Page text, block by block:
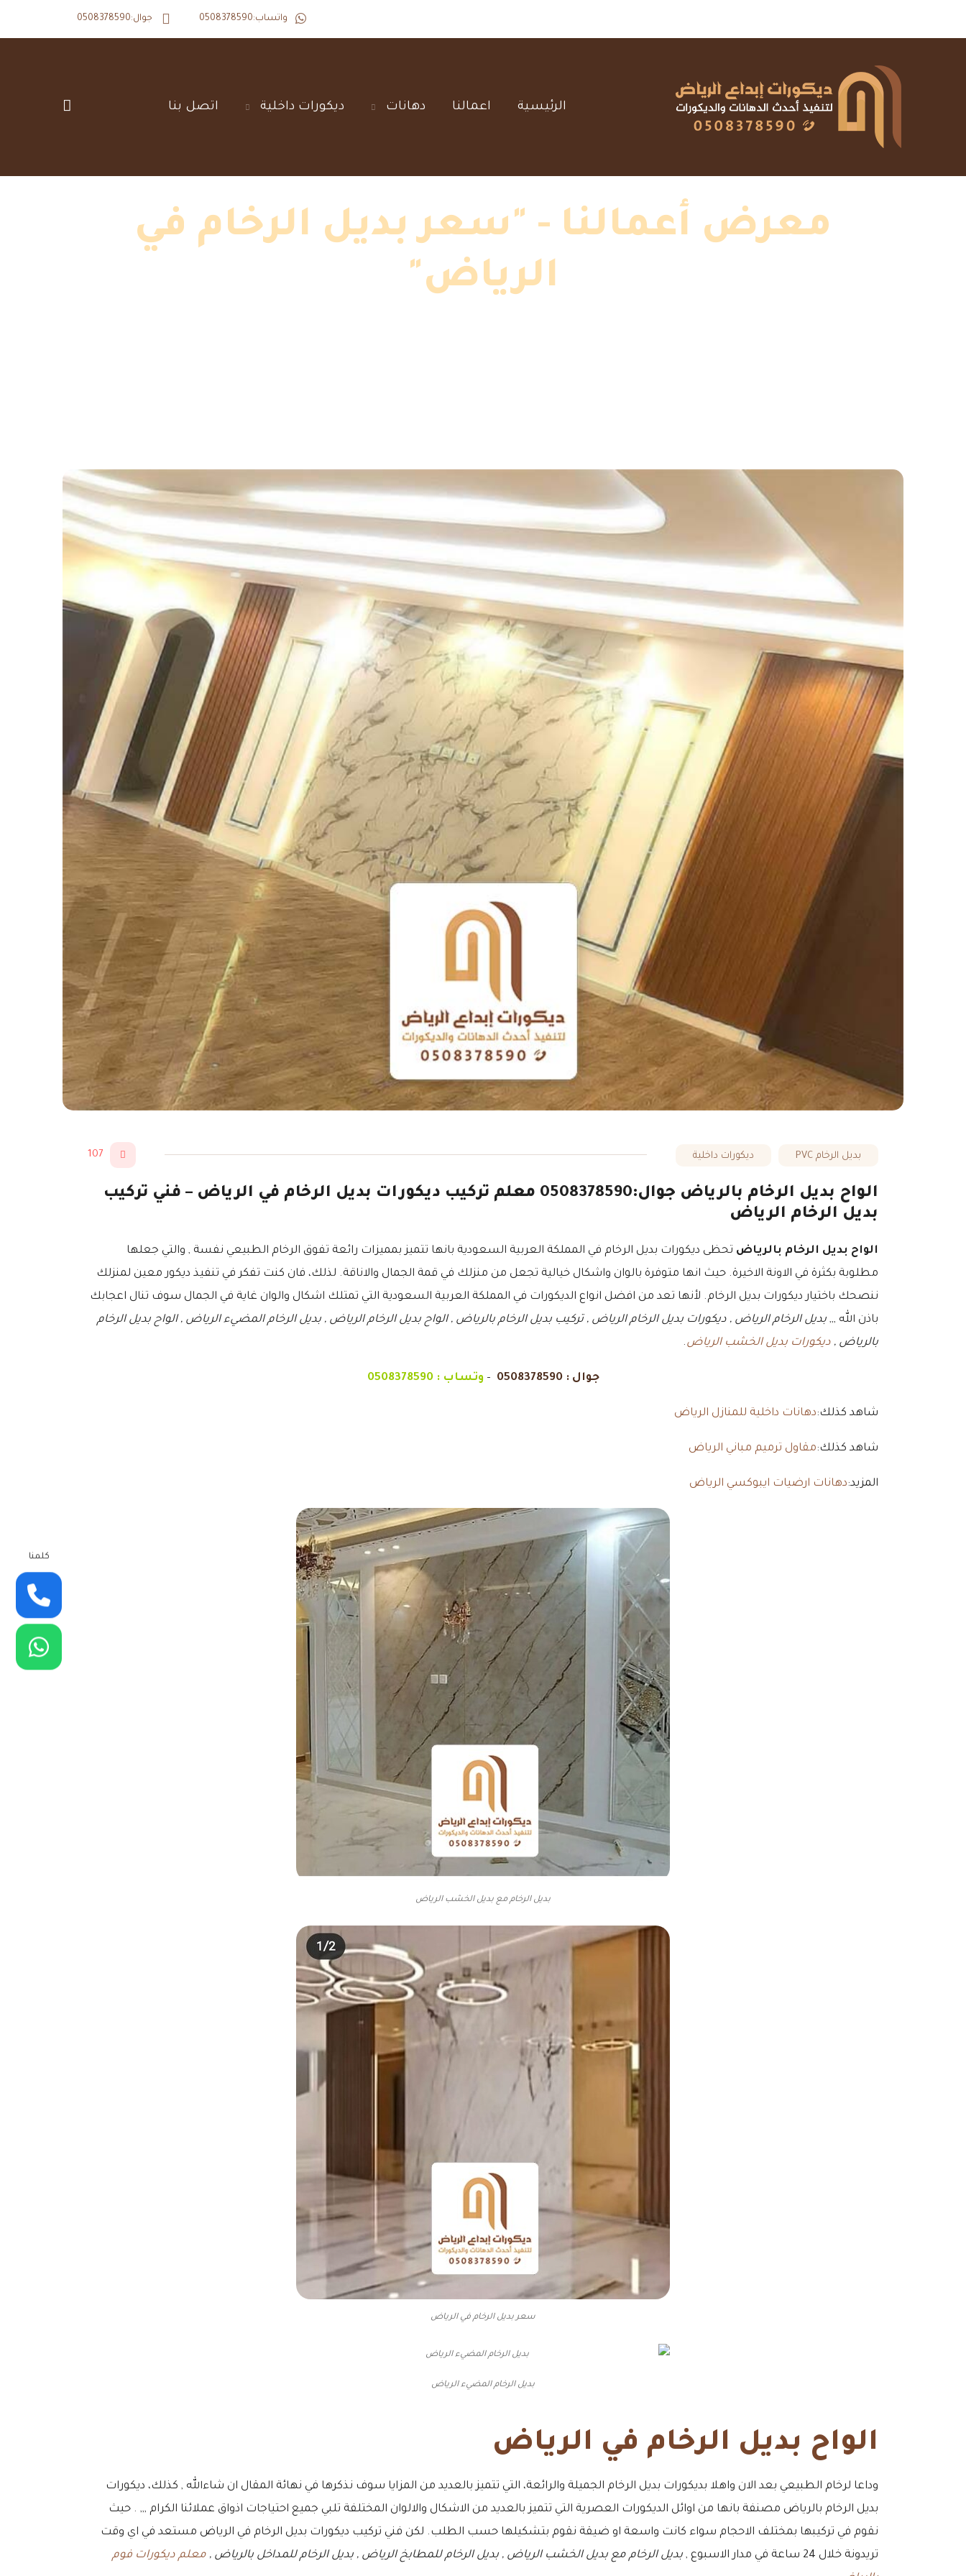
واتساب:0508378590 جوال:0508378590
الرئيسية‎ اعمالنا‎ دهانات‎ ديكورات داخلية‎ اتصل بنا‎
معرض أعمالنا - "سعر بديل الرخام في
الرياض"
بديل الرخام PVC ديكورات داخلية 107
الواح بديل الرخام بالرياض جوال:0508378590 معلم تركيب ديكورات بديل الرخام في الرياض – فني تركيب
بديل الرخام الرياض
الواح بديل الرخام بالرياض تحظى ديكورات بديل الرخام في المملكة العربية السعودية بانها تتميز بمميزات رائعة تفوق الرخام الطبيعي نفسة , والتي جعلها
مطلوبة بكثرة في الاونة الاخيرة. حيث انها متوفرة بالوان واشكال خيالية تجعل من منزلك في قمة الجمال والاناقة. لذلك، فان كنت تفكر في تنفيذ ديكور معين لمنزلك
ننصحك باختيار ديكورات بديل الرخام. لأنها تعد من افضل انواع الديكورات في المملكة العربية السعودية التي تمتلك اشكال والوان غاية في الجمال سوف تنال اعجابك
باذن الله ,,, بديل الرخام الرياض , ديكورات بديل الرخام الرياض , تركيب بديل الرخام بالرياض , الواح بديل الرخام الرياض , بديل الرخام المضيء الرياض , الواح بديل الرخام
بالرياض , ديكورات بديل الخشب الرياض.
جوال :0508378590
– وتساب :0508378590
شاهد كذلك:دهانات داخلية للمنازل الرياض
شاهد كذلك:مقاول ترميم مباني الرياض
المزيد:دهانات ارضيات ايبوكسي الرياض
بديل الرخام مع بديل الخشب الرياض
سعر بديل الرخام في الرياض
بديل الرخام المضيء الرياض
الواح بديل الرخام في الرياض
وداعا لرخام الطبيعي بعد الان واهلا بديكورات بديل الرخام الجميلة والرائعة، التي تتميز بالعديد من المزايا سوف نذكرها في نهائة المقال ان شاءالله , كذلك، ديكورات
بديل الرخام بالرياض مصنفة بانها من اوائل الديكورات العصرية التي تتميز بالعديد من الاشكال والالوان المختلفة تلبي جميع احتياجات اذواق عملائنا الكرام ,,, . حيث
نقوم في تركيبها بمختلف الاحجام سواء كانت واسعة او ضيقة نقوم بتشكيلها حسب الطلب. لكن فني تركيب ديكورات بديل الرخام في الرياض مستعد في اي وقت
تريدونة خلال 24 ساعة في مدار الاسبوع ,
بديل الرخام مع بديل الخشب الرياض , بديل الرخام للمطابخ الرياض , بديل الرخام للمداخل بالرياض , معلم ديكورات فوم
كلمنا